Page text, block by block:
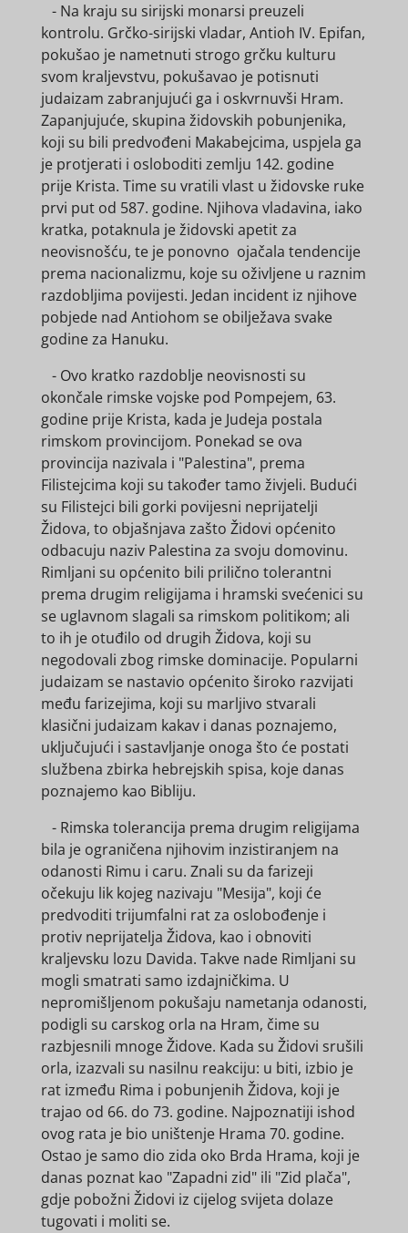
- Na kraju su sirijski monarsi preuzeli
kontrolu. Grčko-sirijski vladar, Antioh IV. Epifan,
pokušao je nametnuti strogo grčku kulturu
svom kraljevstvu, pokušavao je potisnuti
judaizam zabranjujući ga i oskvrnuvši Hram.
Zapanjujuće, skupina židovskih pobunjenika,
koji su bili predvođeni Makabejcima, uspjela ga
je protjerati i osloboditi zemlju 142. godine
prije Krista. Time su vratili vlast u židovske ruke
prvi put od 587. godine. Njihova vladavina, iako
kratka, potaknula je židovski apetit za
neovisnošću, te je ponovno ojačala tendencije
prema nacionalizmu, koje su oživljene u raznim
razdobljima povijesti. Jedan incident iz njihove
pobjede nad Antiohom se obilježava svake
godine za Hanuku.
- Ovo kratko razdoblje neovisnosti su
okončale rimske vojske pod Pompejem, 63.
godine prije Krista, kada je Judeja postala
rimskom provincijom. Ponekad se ova
provincija nazivala i "Palestina", prema
Filistejcima koji su također tamo živjeli. Budući
su Filistejci bili gorki povijesni neprijatelji
Židova, to objašnjava zašto Židovi općenito
odbacuju naziv Palestina za svoju domovinu.
Rimljani su općenito bili prilično tolerantni
prema drugim religijama i hramski svećenici su
se uglavnom slagali sa rimskom politikom; ali
to ih je otuđilo od drugih Židova, koji su
negodovali zbog rimske dominacije. Popularni
judaizam se nastavio općenito široko razvijati
među farizejima, koji su marljivo stvarali
klasični judaizam kakav i danas poznajemo,
uključujući i sastavljanje onoga što će postati
službena zbirka hebrejskih spisa, koje danas
poznajemo kao Bibliju.
- Rimska tolerancija prema drugim religijama
bila je ograničena njihovim inzistiranjem na
odanosti Rimu i caru. Znali su da farizeji
očekuju lik kojeg nazivaju "Mesija", koji će
predvoditi trijumfalni rat za oslobođenje i
protiv neprijatelja Židova, kao i obnoviti
kraljevsku lozu Davida. Takve nade Rimljani su
mogli smatrati samo izdajničkima. U
nepromišljenom pokušaju nametanja odanosti,
podigli su carskog orla na Hram, čime su
razbjesnili mnoge Židove. Kada su Židovi srušili
orla, izazvali su nasilnu reakciju: u biti, izbio je
rat između Rima i pobunjenih Židova, koji je
trajao od 66. do 73. godine. Najpoznatiji ishod
ovog rata je bio uništenje Hrama 70. godine.
Ostao je samo dio zida oko Brda Hrama, koji je
danas poznat kao "Zapadni zid" ili "Zid plača",
gdje pobožni Židovi iz cijelog svijeta dolaze
tugovati i moliti se.